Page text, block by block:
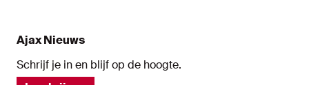
Ajax Nieuws
Schrijf je in en blijf op de hoogte.